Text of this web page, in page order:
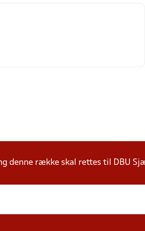
denne række skal rettes til DBU